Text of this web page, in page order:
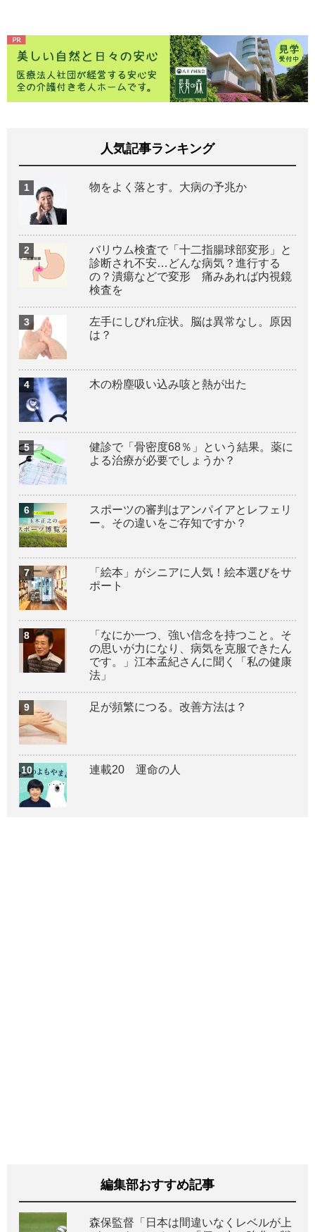
人気記事ランキング
物をよく落とす。大病の予兆か
バリウム検査で「十二指腸球部変形」と
診断され不安…どんな病気？進行する
の？潰瘍などで変形 痛みあれば内視鏡
検査を
左手にしびれ症状。脳は異常なし。原因
は？
木の粉塵吸い込み咳と熱が出た
健診で「骨密度68％」という結果。薬に
よる治療が必要でしょうか？
スポーツの審判はアンパイアとレフェリ
ー。その違いをご存知ですか？
「絵本」がシニアに人気！絵本選びをサ
ポート
「なにか一つ、強い信念を持つこと。そ
の思いが力になり、病気を克服できたん
です。」江本孟紀さんに聞く「私の健康
法」
足が頻繁につる。改善方法は？
連載20 運命の人
編集部おすすめ記事
森保監督「日本は間違いなくレベルが上